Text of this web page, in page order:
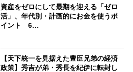
資産をゼロにして最期を迎える「ゼロ
活」、年代別・計画的にお金を使うポ
イント 6…
【天下統一を見据えた豊臣兄弟の経済
政策】秀吉が弟・秀長を紀伊に転封し